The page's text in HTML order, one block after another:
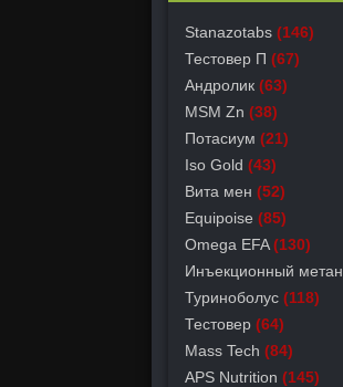
Stanazotabs (146)
Тестовер П (67)
Андролик (63)
MSM Zn (38)
Потасиум (21)
Iso Gold (43)
Вита мен (52)
Equipoise (85)
Omega EFA (130)
Инъекционный метан
Туриноболус (118)
Тестовер (64)
Mass Tech (84)
APS Nutrition (145)